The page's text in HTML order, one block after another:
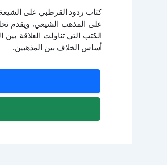
كتاب ردود القرطبي على
على المذهب الشيعي، ويقدم
الكتب التي تناولت العلاقة
أساس الخلاف بين المذهبين.